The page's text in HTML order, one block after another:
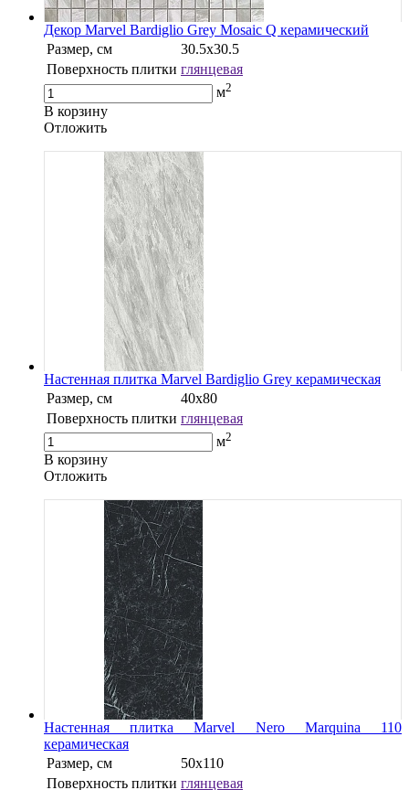
Декор Marvel Bardiglio Grey Mosaic Q керамический
Размер, см
30.5х30.5
Поверхность плитки глянцевая
м2
В корзину
Oтложить
Настенная плитка Marvel Bardiglio Grey керамическая
Размер, см
40х80
Поверхность плитки глянцевая
м2
В корзину
Oтложить
Настенная плитка Marvel Nero Marquina 110
керамическая
Размер, см
50х110
Поверхность плитки глянцевая